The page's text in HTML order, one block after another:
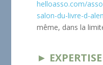
helloasso.com/
salon-du-livre-d-
même, dans la
►